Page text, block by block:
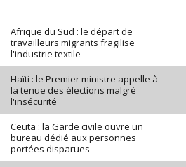
Afrique du Sud : le départ de
travailleurs migrants fragilise
l'industrie textile
Haïti : le Premier ministre appelle à
la tenue des élections malgré
l'insécurité
Ceuta : la Garde civile ouvre un
bureau dédié aux personnes
portées disparues